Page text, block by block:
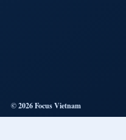
© 2026 Focus Vietnam